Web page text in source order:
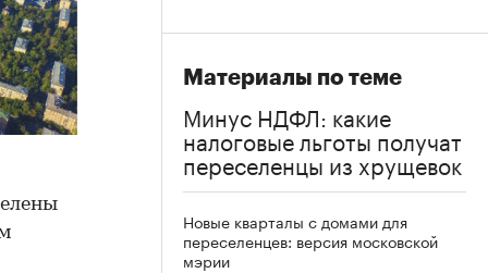
Материалы по теме
Минус НДФЛ: какие
налоговые льготы получат
переселенцы из хрущевок
Новые кварталы с домами для
переселенцев: версия московской
мэрии